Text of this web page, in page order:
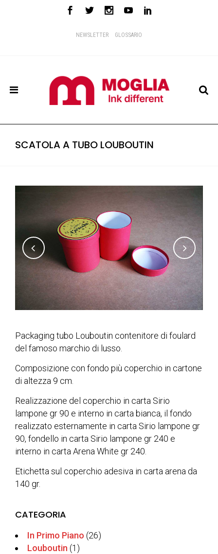
NEWSLETTER GLOSSARIO
SCATOLA A TUBO LOUBOUTIN
Packaging tubo Louboutin contenitore di foulard
del famoso marchio di lusso.
Composizione con fondo più coperchio in cartone
di altezza 9 cm.
Realizzazione del coperchio in carta Sirio
lampone gr 90 e interno in carta bianca, il fondo
realizzato esternamente in carta Sirio lampone gr
90, fondello in carta Sirio lampone gr 240 e
interno in carta Arena White gr 240.
Etichetta sul coperchio adesiva in carta arena da
140 gr.
CATEGORIA
In Primo Piano (26)
Louboutin (1)